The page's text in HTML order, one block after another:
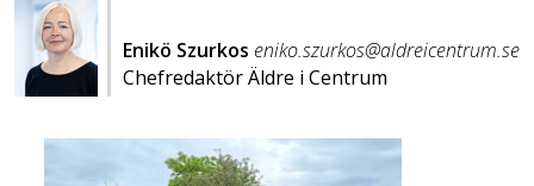
Enikö Szurkos eniko.szurkos@aldreicentrum.se
Chefredaktör Äldre i Centrum